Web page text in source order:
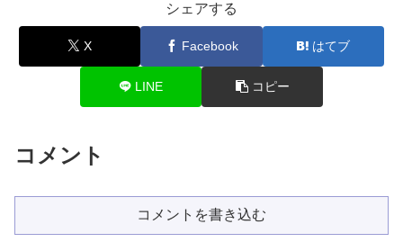
シェアする
X Facebook はてブ
LINE コピー
コメント
コメントを書き込む